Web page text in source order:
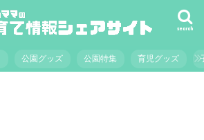
search
公園グッズ 公園特集 育児グッズ